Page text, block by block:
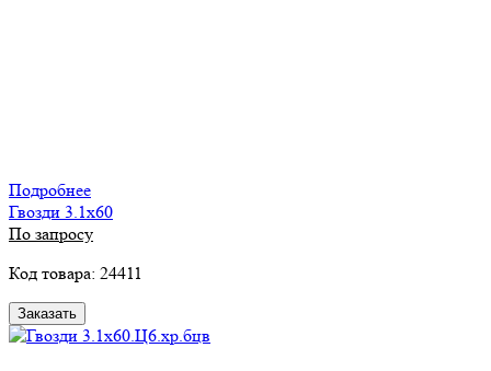
Подробнее
Гвозди 3.1х60
По запросу
Код товара: 24411
Заказать